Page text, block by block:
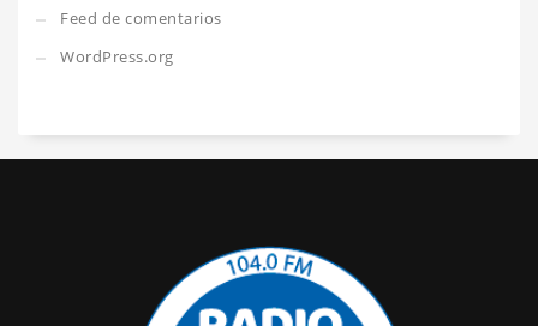
Feed de comentarios
WordPress.org